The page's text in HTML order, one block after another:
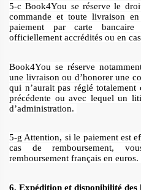
5-c Book4You se réserve le
commande et toute livraison
paiement par carte
officiellement accrédités ou en
Book4You se réserve
une livraison ou d’honorer une
qui n’aurait pas réglé
précédente ou avec lequel un
d’administration.
5-g Attention, si le paiement est
cas de remboursement,
remboursement français en euros.
6. Expédition et disponibilité des